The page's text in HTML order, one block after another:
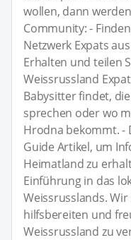
wollen, dann
Community: -
Netzwerk Expats
Erhalten und teilen
Weissrussland
Babysitter findet,
sprechen oder wo
Hrodna bekommt. -
Guide Artikel, um
Heimatland zu
Einführung in das
Weissrusslands.
hilfsbereiten und
Weissrussland zu